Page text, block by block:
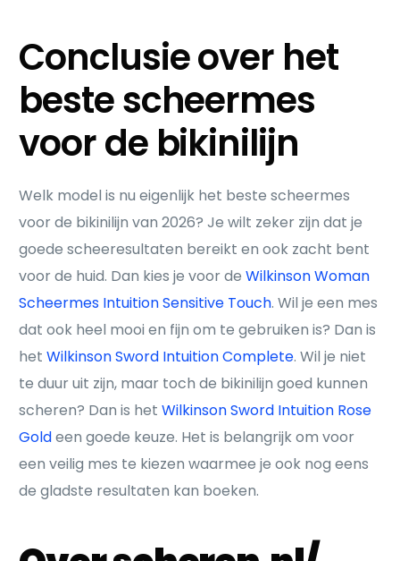
Conclusie over het
beste scheermes
voor de bikinilijn
Welk model is nu eigenlijk het beste scheermes
voor de bikinilijn van 2026? Je wilt zeker zijn dat je
goede scheeresultaten bereikt en ook zacht bent
voor de huid. Dan kies je voor deWilkinson Woman
Scheermes Intuition Sensitive Touch. Wil je een mes
dat ook heel mooi en fijn om te gebruiken is? Dan is
hetWilkinson Sword Intuition Complete. Wil je niet
te duur uit zijn, maar toch de bikinilijn goed kunnen
scheren? Dan is hetWilkinson Sword Intuition Rose
Goldeen goede keuze. Het is belangrijk om voor
een veilig mes te kiezen waarmee je ook nog eens
de gladste resultaten kan boeken.